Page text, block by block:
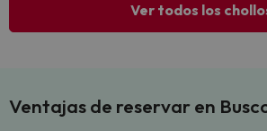
Ver todos los
Ventajas de reservar en